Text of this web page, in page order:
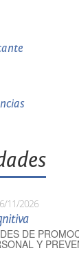
11/2026
DE
Y